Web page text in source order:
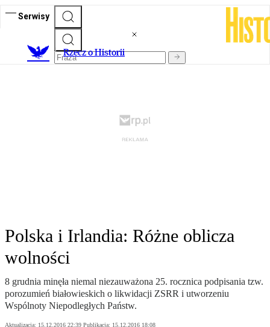
Serwisy
Rzecz o Historii
Polska i Irlandia: Różne oblicza
wolności
8 grudnia minęła niemal niezauważona 25. rocznica podpisania tzw.
porozumień białowieskich o likwidacji ZSRR i utworzeniu
Wspólnoty Niepodległych Państw.
Aktualizacja: 15.12.2016 22:39 Publikacja: 15.12.2016 18:08